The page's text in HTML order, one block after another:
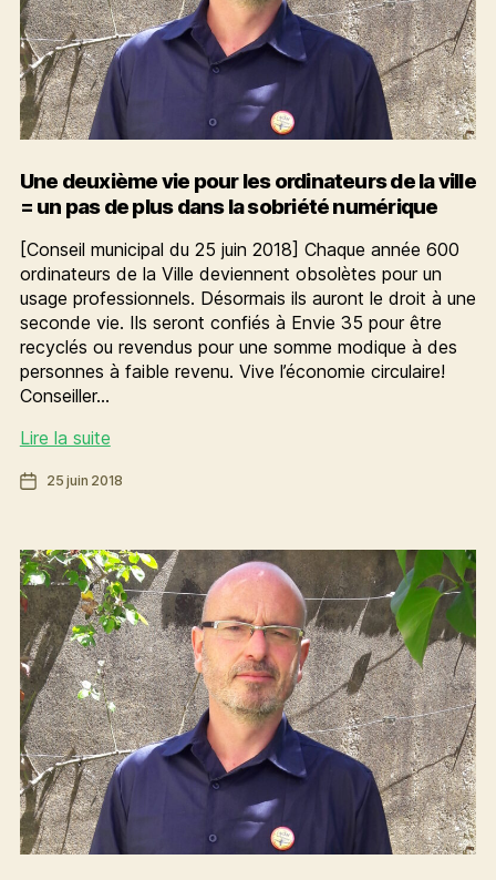
Une deuxième vie pour les ordinateurs de la ville
= un pas de plus dans la sobriété numérique
[Conseil municipal du 25 juin 2018] Chaque année 600
ordinateurs de la Ville deviennent obsolètes pour un
usage professionnels. Désormais ils auront le droit à une
seconde vie. Ils seront confiés à Envie 35 pour être
recyclés ou revendus pour une somme modique à des
personnes à faible revenu. Vive l’économie circulaire!
Conseiller…
Lire la suiteUne
vie
ordinateurs
de
la
ville
=
un
pas
de
plus
dans
la
sobriété
numérique
Date25 juin 2018